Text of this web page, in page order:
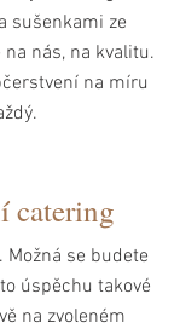
sušenkami ze
nás, na kvalitu.
na míru
catering
se budete
úspěchu takové
na zvoleném